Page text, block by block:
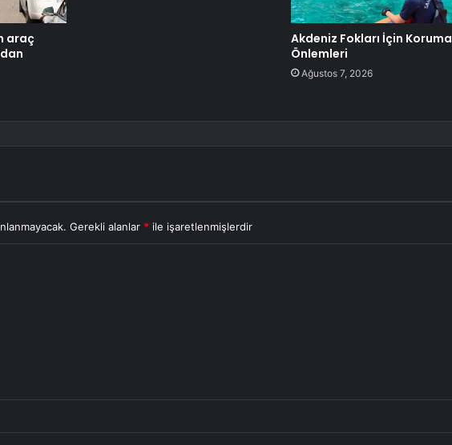
araç
Akdeniz Fokları İçin Koruma
Önlemleri
Ağustos 7, 2026
Gerekli alanlar * ile işaretlenmişlerdir